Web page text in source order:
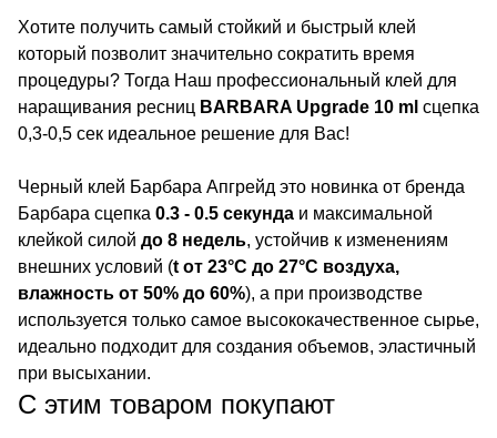
Хотите получить самый стойкий и быстрый клей
который позволит значительно сократить время
процедуры? Тогда Наш профессиональный клей для
наращивания ресниц BARBARA Upgrade 10 ml сцепка
0,3-0,5 сек идеальное решение для Вас!
Черный клей Барбара Апгрейд это новинка от бренда
Барбара сцепка 0.3 - 0.5 секунда и максимальной
клейкой силой до 8 недель, устойчив к изменениям
внешних условий (t от 23°C до 27°C воздуха,
влажность от 50% до 60%), а при производстве
используется только самое высококачественное сырье,
идеально подходит для создания объемов, эластичный
при высыхании.
С этим товаром покупают